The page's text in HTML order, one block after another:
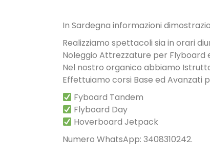
In Sardegna informazioni
Realizziamo spettacoli sia in orari
Noleggio Attrezzature per Flyboard
Nel nostro organico abbiamo
Effettuiamo corsi Base ed Avanzati
Fyboard Tandem
Flyboard Day
Hoverboard Jetpack
Numero WhatsApp: 3408310242.